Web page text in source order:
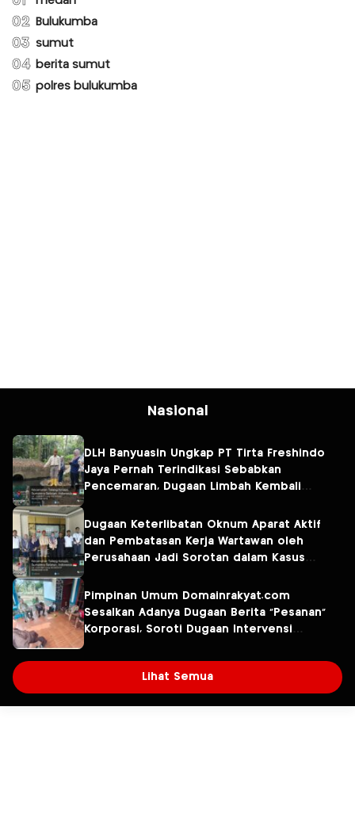
02 Bulukumba
03 sumut
04 berita sumut
05 polres bulukumba
Nasional
DLH Banyuasin Ungkap PT Tirta Freshindo
Jaya Pernah Terindikasi Sebabkan
Pencemaran, Dugaan Limbah Kembali
Dugaan Keterlibatan Oknum Aparat Aktif
dan Pembatasan Kerja Wartawan oleh
Perusahaan Jadi Sorotan dalam Kasus
Fresindo Jaya
Pimpinan Umum Domainrakyat.com
Sesalkan Adanya Dugaan Berita “Pesanan”
Korporasi, Soroti Dugaan Intervensi
Lingkungan
Lihat Semua